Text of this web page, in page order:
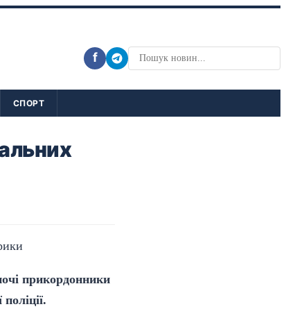
f
СПОРТ
прикордонники